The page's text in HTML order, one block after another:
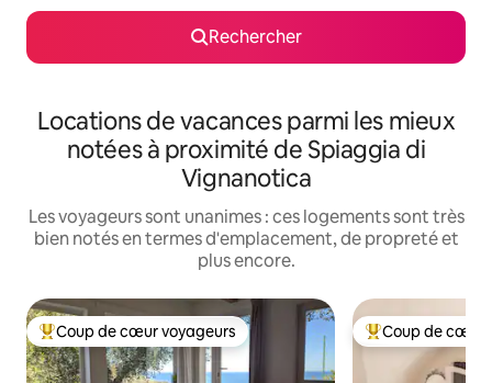
Rechercher
Locations de vacances parmi les mieux
notées à proximité de Spiaggia di
Vignanotica
Les voyageurs sont unanimes : ces logements sont très
bien notés en termes d'emplacement, de propreté et
plus encore.
Coups de cœur voyageurs les plus appréciés
Coup de cœur voyageurs Coups de cœur
Coup de cœur